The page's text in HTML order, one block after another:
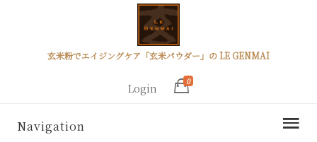
玄米粉でエイジングケア「玄米パウダー」の LE GENMAI
Login
0
Navigation